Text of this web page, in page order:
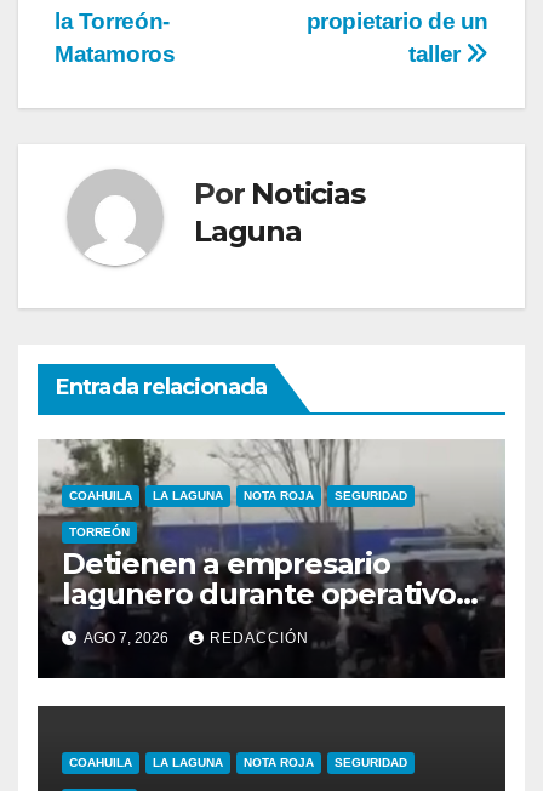
de
entradas
propietario de un
taller
la Torreón-
Matamoros
Por Noticias
Laguna
Entrada relacionada
COAHUILA LA LAGUNA NOTA ROJA SEGURIDAD
TORREÓN
Detienen a empresario
lagunero durante operativo
de seguridad
AGO 7, 2026 REDACCIÓN
COAHUILA LA LAGUNA NOTA ROJA SEGURIDAD